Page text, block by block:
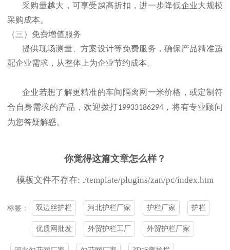
采购量越大，可享受越高折扣，进一步降低企业大规模
采购成本。
（三）免费增值服务
提供现场测量、方案设计等免费服务，确保产品精准适
配企业需求，从整体上为企业节约成本。
企业若想了解更精准的车间隔离网一米价格，或定制符
合自身需求的产品，欢迎拨打19933186294，将有专业顾问
为您答疑解惑。
你觉得这篇文章怎么样？
模板文件不存在: ./template/plugins/zan/pc/index.htm
标签： 双边丝护栏 河北护栏厂家 护栏厂家 护栏
优质网批发 外贸护栏工厂 外贸护栏厂家